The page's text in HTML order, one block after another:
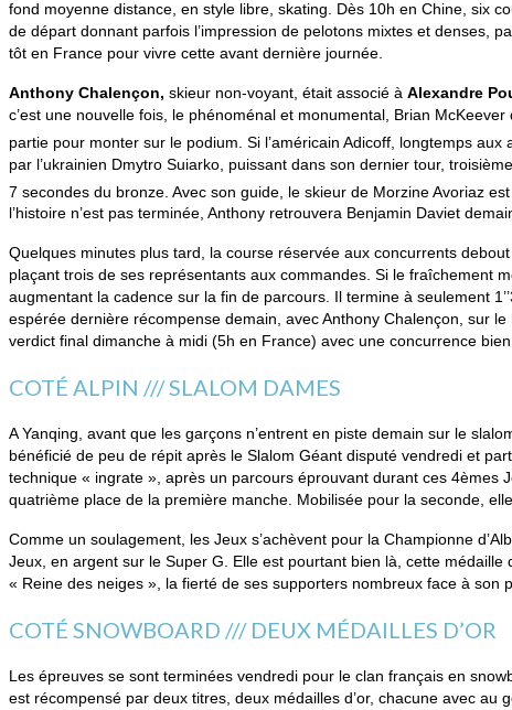
fond moyenne distance, en style libre, skating. Dès 10h en Chine, six
de départ donnant parfois l’impression de pelotons mixtes et denses,
tôt en France pour vivre cette avant dernière journée.
Anthony Chalençon, skieur non-voyant, était associé à Alexandre
c’est une nouvelle fois, le phénoménal et monumental, Brian
partie pour monter sur le podium. Si l’américain Adicoff, longtemps aux
par l’ukrainien Dmytro Suiarko, puissant dans son dernier tour,
7 secondes du bronze. Avec son guide, le skieur de Morzine Avoriaz
l’histoire n’est pas terminée, Anthony retrouvera Benjamin Daviet
Quelques minutes plus tard, la course réservée aux concurrents
plaçant trois de ses représentants aux commandes. Si le fraîchement
augmentant la cadence sur la fin de parcours. Il termine à seulement
espérée dernière récompense demain, avec Anthony Chalençon, sur
verdict final dimanche à midi (5h en France) avec une concurrence
COTÉ ALPIN /// SLALOM DAMES
A Yanqing, avant que les garçons n’entrent en piste demain sur le
bénéficié de peu de répit après le Slalom Géant disputé vendredi et
technique « ingrate », après un parcours éprouvant durant ces 4èmes
quatrième place de la première manche. Mobilisée pour la seconde,
Comme un soulagement, les Jeux s’achèvent pour la Championne
Jeux, en argent sur le Super G. Elle est pourtant bien là, cette
« Reine des neiges », la fierté de ses supporters nombreux face à son
COTÉ SNOWBOARD /// DEUX MÉDAILLES D’OR
Les épreuves se sont terminées vendredi pour le clan français en
est récompensé par deux titres, deux médailles d’or, chacune avec